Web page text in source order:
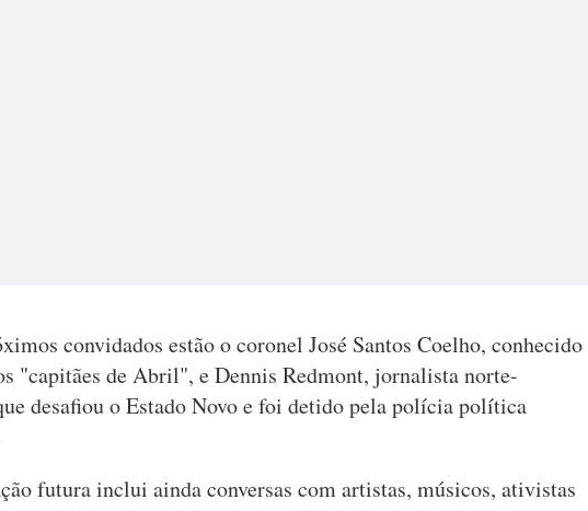
convidados estão o coronel José Santos Coelho, conhecido
"capitães de Abril", e Dennis Redmont, jornalista norte-
desafiou o Estado Novo e foi detido pela polícia política
futura inclui ainda conversas com artistas, músicos, ativistas